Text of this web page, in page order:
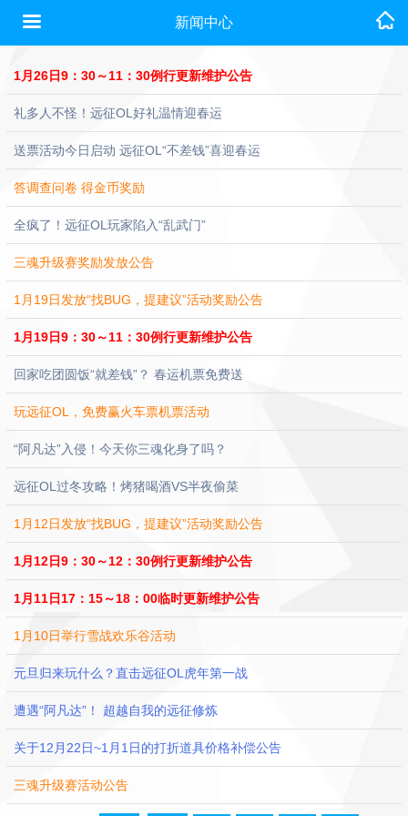
新闻中心
1月26日9：30～11：30例行更新维护公告
礼多人不怪！远征OL好礼温情迎春运
送票活动今日启动 远征OL“不差钱”喜迎春运
答调查问卷 得金币奖励
全疯了！远征OL玩家陷入“乱武门”
三魂升级赛奖励发放公告
1月19日发放“找BUG，提建议”活动奖励公告
1月19日9：30～11：30例行更新维护公告
回家吃团圆饭“就差钱”？ 春运机票免费送
玩远征OL，免费赢火车票机票活动
“阿凡达”入侵！今天你三魂化身了吗？
远征OL过冬攻略！烤猪喝酒VS半夜偷菜
1月12日发放“找BUG，提建议”活动奖励公告
1月12日9：30～12：30例行更新维护公告
1月11日17：15～18：00临时更新维护公告
1月10日举行雪战欢乐谷活动
元旦归来玩什么？直击远征OL虎年第一战
遭遇“阿凡达”！ 超越自我的远征修炼
关于12月22日~1月1日的打折道具价格补偿公告
三魂升级赛活动公告